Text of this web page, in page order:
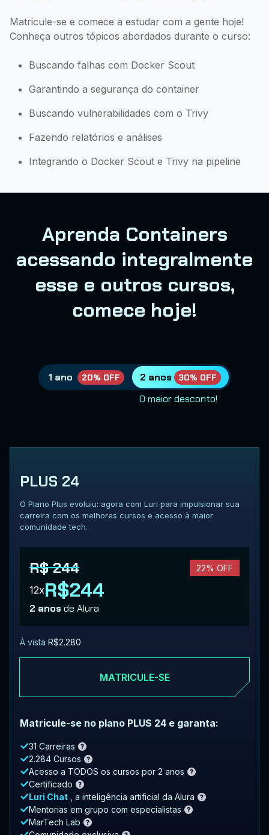
Matricule-se e comece a estudar com a gente hoje!
Conheça outros tópicos abordados durante o curso:
Buscando falhas com Docker Scout
Garantindo a segurança do container
Buscando vulnerabilidades com o Trivy
Fazendo relatórios e análises
Integrando o Docker Scout e Trivy na pipeline
Aprenda Containers
acessando integralmente
esse e outros cursos,
comece hoje!
1 ano 20% OFF 2 anos 30% OFF
O maior desconto!
PLUS 24
O Plano Plus evoluiu: agora com Luri para impulsionar sua
carreira com os melhores cursos e acesso à maior
comunidade tech.
R$ 244 22% OFF
12xR$244
2 anosde Alura
À vista R$2.280
MATRICULE-SE
Matricule-se no plano PLUS 24 e garanta:
31 Carreiras
2.284 Cursos
Acesso a TODOS os cursos por 2 anos
Certificado
Luri Chat
, a inteligência artificial da Alura
Mentorias em grupo com especialistas
MarTech Lab